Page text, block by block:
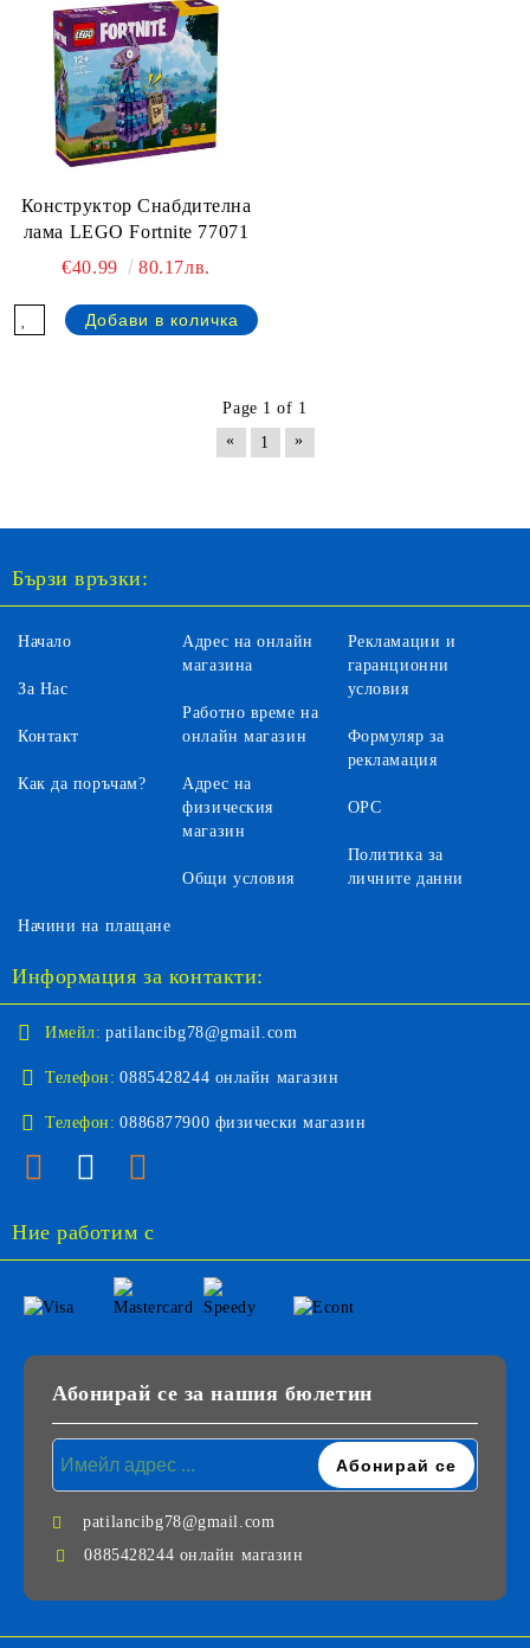
Конструктор Снабдителна
лама LEGO Fortnite 77071
€40.99
80.17лв.
Page 1 of 1
«
1 »
Бързи връзки:
Начало
За Нас
Контакт
Как да поръчам?
Адрес на онлайн
магазина
Работно време на
онлайн магазин
Адрес на
физическия
магазин
Общи условия
Рекламации и
гаранционни
условия
Формуляр за
рекламация
ОРС
Политика за
личните данни
Начини на плащане
Информация за контакти:
Имейл: patilancibg78@gmail.com
Телефон: 0885428244 онлайн магазин
Телефон: 0886877900 физически магазин
Ние работим с
Абонирай се за нашия бюлетин
patilancibg78@gmail.com
0885428244 онлайн магазин